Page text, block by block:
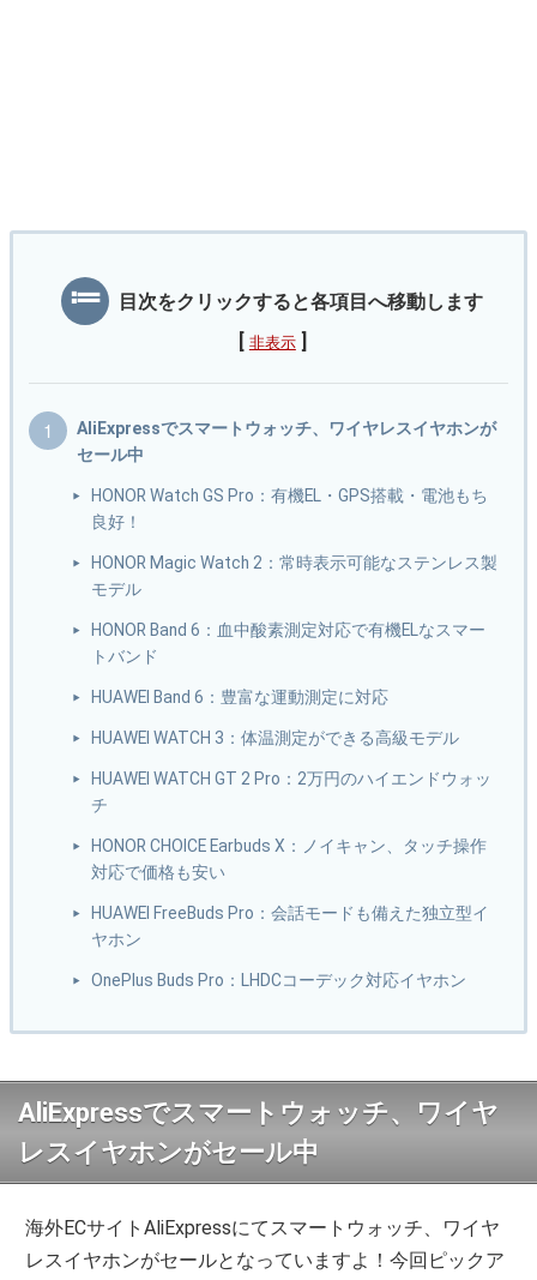
目次をクリックすると各項目へ移動します
非表示
AliExpressでスマートウォッチ、ワイヤレスイヤホンが
セール中
HONOR Watch GS Pro：有機EL・GPS搭載・電池もち
良好！
HONOR Magic Watch 2：常時表示可能なステンレス製
モデル
HONOR Band 6：血中酸素測定対応で有機ELなスマー
トバンド
HUAWEI Band 6：豊富な運動測定に対応
HUAWEI WATCH 3：体温測定ができる高級モデル
HUAWEI WATCH GT 2 Pro：2万円のハイエンドウォッ
チ
HONOR CHOICE Earbuds X：ノイキャン、タッチ操作
対応で価格も安い
HUAWEI FreeBuds Pro：会話モードも備えた独立型イ
ヤホン
OnePlus Buds Pro：LHDCコーデック対応イヤホン
AliExpressでスマートウォッチ、ワイヤ
レスイヤホンがセール中
海外ECサイトAliExpressにてスマートウォッチ、ワイヤ
レスイヤホンがセールとなっていますよ！今回ピックア